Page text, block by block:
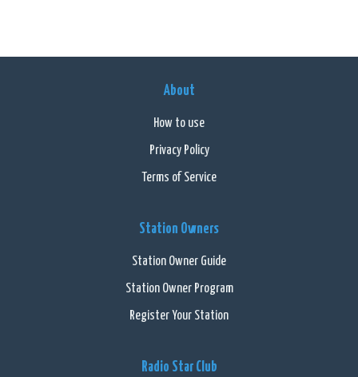
About
How to use
Privacy Policy
Terms of Service
Station Owners
Station Owner Guide
Station Owner Program
Register Your Station
Radio Star Club